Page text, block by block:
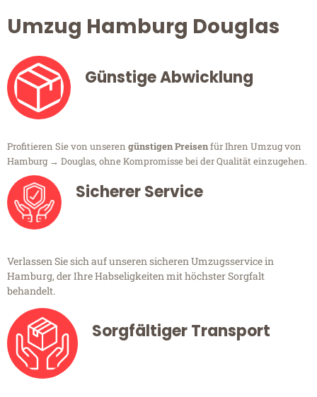
Umzug Hamburg Douglas
Günstige Abwicklung
Profitieren Sie von unseren günstigen Preisenfür Ihren Umzug von
Hamburg → Douglas, ohne Kompromisse bei der Qualität einzugehen.
Sicherer Service
Verlassen Sie sich auf unseren sicheren Umzugsservice in
Hamburg, der Ihre Habseligkeiten mit höchster Sorgfalt
behandelt.
Sorgfältiger Transport